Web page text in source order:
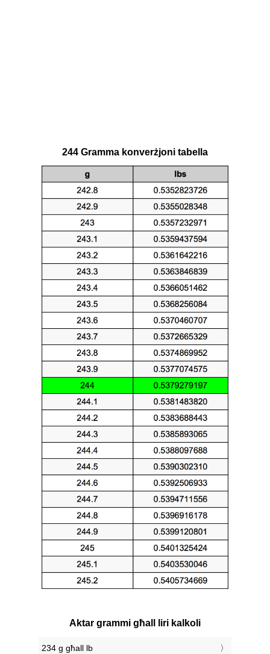
244 Gramma konverżjoni tabella
Aktar grammi għall liri kalkoli
234 g għall lb